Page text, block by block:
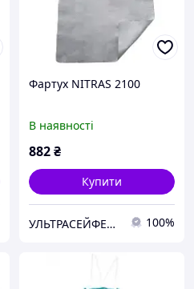
Фартух NITRAS 2100
В наявності
882₴
Купити
УЛЬТРАСЕЙФЕТІ ТОВ 100%